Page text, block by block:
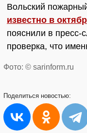
Вольский
известно в
пояснили в пресс-
проверка, что
Фото: © sarinform.ru
Поделиться новостью: